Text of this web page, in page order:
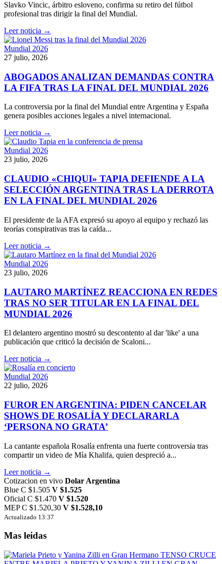
Slavko Vincic, árbitro esloveno, confirma su retiro del fútbol
profesional tras dirigir la final del Mundial.
Leer noticia →
Mundial 2026
27 julio, 2026
ABOGADOS ANALIZAN DEMANDAS CONTRA
LA FIFA TRAS LA FINAL DEL MUNDIAL 2026
La controversia por la final del Mundial entre Argentina y España
genera posibles acciones legales a nivel internacional.
Leer noticia →
Mundial 2026
23 julio, 2026
CLAUDIO «CHIQUI» TAPIA DEFIENDE A LA
SELECCIÓN ARGENTINA TRAS LA DERROTA
EN LA FINAL DEL MUNDIAL 2026
El presidente de la AFA expresó su apoyo al equipo y rechazó las
teorías conspirativas tras la caída...
Leer noticia →
Mundial 2026
23 julio, 2026
LAUTARO MARTÍNEZ REACCIONA EN REDES
TRAS NO SER TITULAR EN LA FINAL DEL
MUNDIAL 2026
El delantero argentino mostró su descontento al dar 'like' a una
publicación que criticó la decisión de Scaloni...
Leer noticia →
Mundial 2026
22 julio, 2026
FUROR EN ARGENTINA: PIDEN CANCELAR
SHOWS DE ROSALÍA Y DECLARARLA
‘PERSONA NO GRATA’
La cantante española Rosalía enfrenta una fuerte controversia tras
compartir un video de Mía Khalifa, quien despreció a...
Leer noticia →
Cotizacion en vivo Dolar Argentina
Blue C $1.505 V $1.525
Oficial C $1.470 V $1.520
MEP C $1.520,30 V $1.528,10
Actualizado 13:37
Mas leidas
TENSO CRUCE